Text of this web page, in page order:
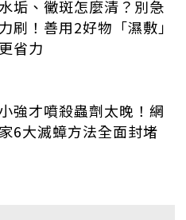
垢、黴斑怎麼清？別急
刷！善用2好物「濕敷」
省力
強才噴殺蟲劑太晚！網
6大滅蟑方法全面封堵